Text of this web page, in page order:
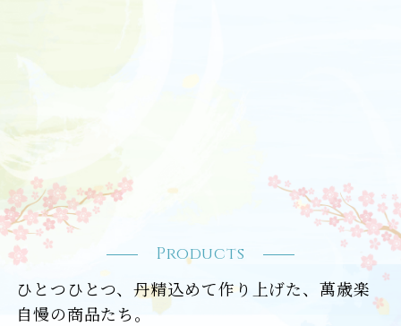
Products
ひとつひとつ、丹精込めて作り上げた、萬歳楽
自慢の商品たち。